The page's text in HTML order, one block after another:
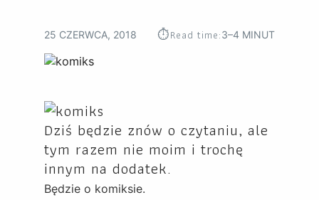
25 CZERWCA, 2018 ⏱︎Read time:3–4 MINUT
Dziś będzie znów o czytaniu, ale
tym razem nie moim i trochę
innym na dodatek.
Będzie o komiksie.